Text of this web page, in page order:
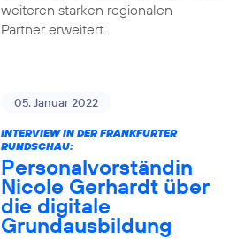
weiteren starken regionalen
Partner erweitert.
05. Januar 2022
INTERVIEW IN DER FRANKFURTER
RUNDSCHAU:
Personalvorständin
Nicole Gerhardt über
die digitale
Grundausbildung